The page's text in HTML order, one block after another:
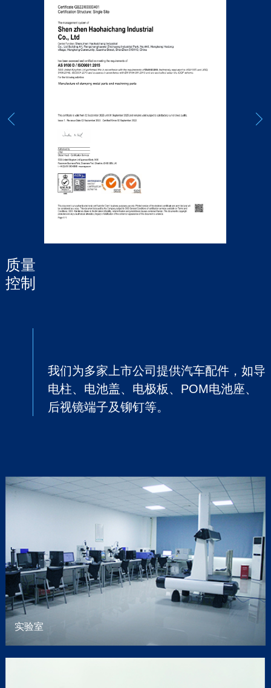
质量
控制
我们为多家上市公司提供汽车配件，如导
电柱、电池盖、电极板、POM电池座、
后视镜端子及铆钉等。
实验室